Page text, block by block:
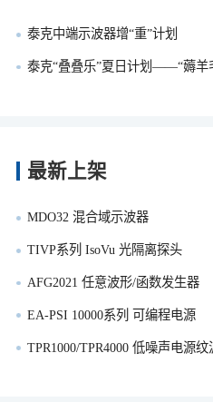
泰克中端示波器增“重”计划
泰克“叠叠乐”夏日计划——“薅羊
最新上架
MDO32 混合域示波器
TIVP系列 IsoVu 光隔离探头
AFG2021 任意波形/函数发生器
EA-PSI 10000系列 可编程电源
TPR1000/TPR4000 低噪声电源纹